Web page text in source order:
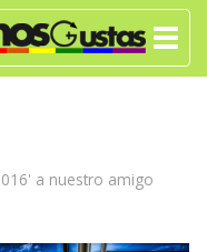
a nuestro amigo